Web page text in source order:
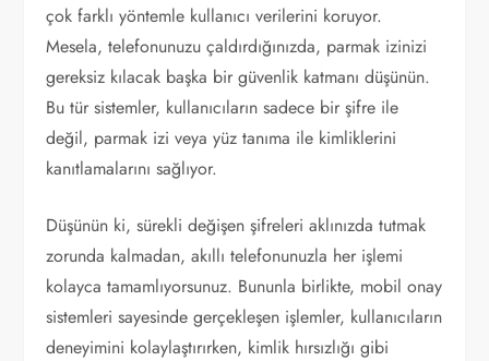
çok farklı yöntemle kullanıcı verilerini koruyor.
Mesela, telefonunuzu çaldırdığınızda, parmak izinizi
gereksiz kılacak başka bir güvenlik katmanı düşünün.
Bu tür sistemler, kullanıcıların sadece bir şifre ile
değil, parmak izi veya yüz tanıma ile kimliklerini
kanıtlamalarını sağlıyor.
Düşünün ki, sürekli değişen şifreleri aklınızda tutmak
zorunda kalmadan, akıllı telefonunuzla her işlemi
kolayca tamamlıyorsunuz. Bununla birlikte, mobil onay
sistemleri sayesinde gerçekleşen işlemler, kullanıcıların
deneyimini kolaylaştırırken, kimlik hırsızlığı gibi